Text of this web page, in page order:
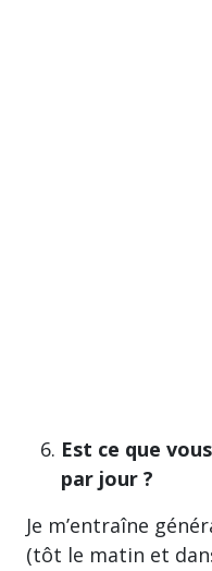
Est ce que
par jour ?
Je m’entraîne
(tôt le matin et